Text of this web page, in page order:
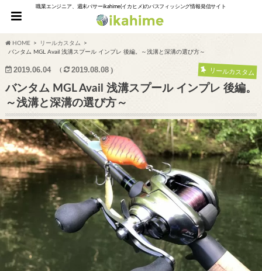
職業エンジニア、週末バサーikahime(イカヒメ)のバスフィッシング情報発信サイト
HOME
リールカスタム
バンタム MGL Avail 浅溝スプール インプレ 後編。～浅溝と深溝の選び方～
2019.06.04 2019.08.08 リールカスタム
バンタム MGL Avail 浅溝スプール インプレ 後編。
～浅溝と深溝の選び方～